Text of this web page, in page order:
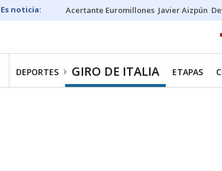
Acertante Euromillones Javier Aizpún
DEPORTES GIRO DE ITALIA ETAPAS